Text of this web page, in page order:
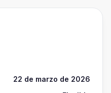
22 de marzo de 2026